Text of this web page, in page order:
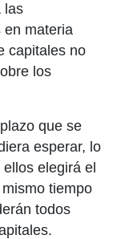
las
en materia
capitales no
los
que se
esperar, lo
elegirá el
tiempo
todos